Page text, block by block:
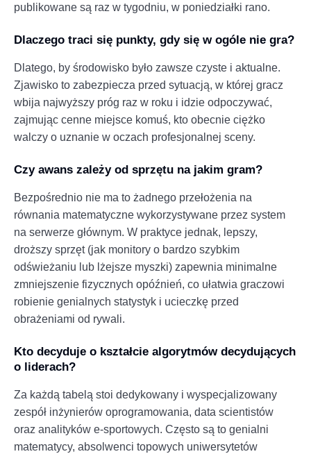
publikowane są raz w tygodniu, w poniedziałki rano.
Dlaczego traci się punkty, gdy się w ogóle nie gra?
Dlatego, by środowisko było zawsze czyste i aktualne.
Zjawisko to zabezpiecza przed sytuacją, w której gracz
wbija najwyższy próg raz w roku i idzie odpoczywać,
zajmując cenne miejsce komuś, kto obecnie ciężko
walczy o uznanie w oczach profesjonalnej sceny.
Czy awans zależy od sprzętu na jakim gram?
Bezpośrednio nie ma to żadnego przełożenia na
równania matematyczne wykorzystywane przez system
na serwerze głównym. W praktyce jednak, lepszy,
droższy sprzęt (jak monitory o bardzo szybkim
odświeżaniu lub lżejsze myszki) zapewnia minimalne
zmniejszenie fizycznych opóźnień, co ułatwia graczowi
robienie genialnych statystyk i ucieczkę przed
obrażeniami od rywali.
Kto decyduje o kształcie algorytmów decydujących
o liderach?
Za każdą tabelą stoi dedykowany i wyspecjalizowany
zespół inżynierów oprogramowania, data scientistów
oraz analityków e-sportowych. Często są to genialni
matematycy, absolwenci topowych uniwersytetów